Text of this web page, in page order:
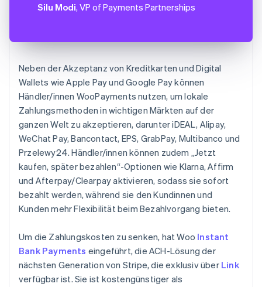
Silu Modi, VP of Payments Partnerships
Neben der Akzeptanz von Kreditkarten und Digital
Wallets wie Apple Pay und Google Pay können
Händler/innen WooPayments nutzen, um lokale
Zahlungsmethoden in wichtigen Märkten auf der
ganzen Welt zu akzeptieren, darunter iDEAL, Alipay,
WeChat Pay, Bancontact, EPS, GrabPay, Multibanco und
Przelewy24. Händler/innen können zudem „Jetzt
kaufen, später bezahlen“-Optionen wie Klarna, Affirm
und Afterpay/Clearpay aktivieren, sodass sie sofort
bezahlt werden, während sie den Kundinnen und
Kunden mehr Flexibilität beim Bezahlvorgang bieten.
Um die Zahlungskosten zu senken, hat Woo Instant
Bank Payments eingeführt, die ACH-Lösung der
nächsten Generation von Stripe, die exklusiv über Link
verfügbar ist. Sie ist kostengünstiger als